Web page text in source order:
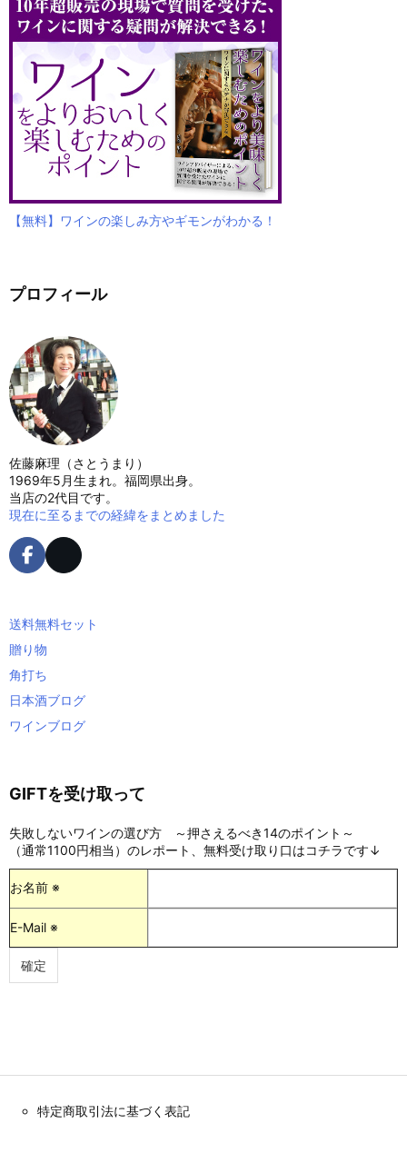
【無料】ワインの楽しみ方やギモンがわかる！
プロフィール
佐藤麻理（さとうまり）
1969年5月生まれ。福岡県出身。
当店の2代目です。
現在に至るまでの経緯をまとめました
送料無料セット
贈り物
角打ち
日本酒ブログ
ワインブログ
GIFTを受け取って
失敗しないワインの選び方 ～押さえるべき14のポイント～
（通常1100円相当）のレポート、無料受け取り口はコチラです↓
お名前 ※
E-Mail ※
特定商取引法に基づく表記